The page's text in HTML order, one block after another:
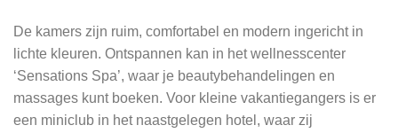
De kamers zijn ruim, comfortabel en modern ingericht in
lichte kleuren. Ontspannen kan in het wellnesscenter
‘Sensations Spa’, waar je beautybehandelingen en
massages kunt boeken. Voor kleine vakantiegangers is er
een miniclub in het naastgelegen hotel, waar zij